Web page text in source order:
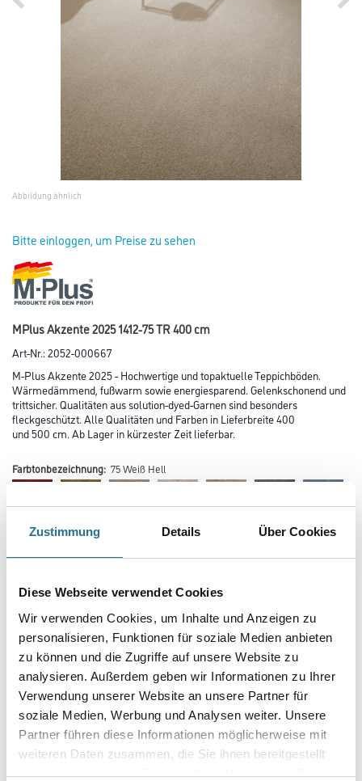
Zustimmung Details Über Cookies
Diese Webseite verwendet Cookies
Wir verwenden Cookies, um Inhalte und Anzeigen zu
personalisieren, Funktionen für soziale Medien anbieten
zu können und die Zugriffe auf unsere Website zu
analysieren. Außerdem geben wir Informationen zu Ihrer
Verwendung unserer Website an unsere Partner für
soziale Medien, Werbung und Analysen weiter. Unsere
Partner führen diese Informationen möglicherweise mit
weiteren Daten zusammen, die Sie ihnen bereitgestellt
haben oder die sie im Rahmen Ihrer Nutzung der Dienste
Abbildung ähnlich
Bitte einloggen, um Preise zu sehen
MPlus Akzente 2025 1412-75 TR 400 cm
Art-Nr.:2052-000667
M-Plus Akzente 2025 - Hochwertige und topaktuelle Teppichböden.
Wärmedämmend, fußwarm sowie energiesparend. Gelenkschonend und
trittsicher. Qualitäten aus solution-dyed-Garnen sind besonders
fleckgeschützt. Alle Qualitäten und Farben in Lieferbreite 400
und 500 cm. Ab Lager in kürzester Zeit lieferbar.
Farbtonbezeichnung: 75 Weiß Hell
Farbtonbezeichnung
Verarbeitung Bodenbelag
Breite in centimeter